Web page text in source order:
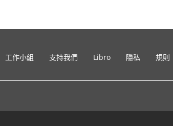
工作小組 支持我們 Libro 隱私 規則